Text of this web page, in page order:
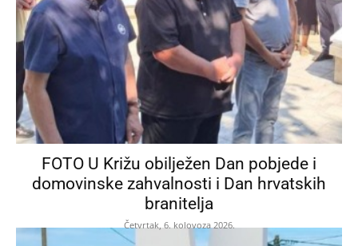
FOTO U Križu obilježen Dan pobjede i
domovinske zahvalnosti i Dan hrvatskih
branitelja
Četvrtak, 6. kolovoza 2026.